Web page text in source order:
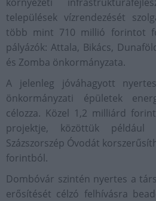
települések vízrendezését
több mint 710 millió forintot
pályázók: Attala, Bikács,
és Zomba önkormányzata.
A jelenleg jóváhagyott
önkormányzati épületek
célozza. Közel 1,2 milliárd
projektje, közöttük
Százszorszép Óvodát
forintból.
Dombóvár szintén nyertes a
erősítését célzó felhívásra